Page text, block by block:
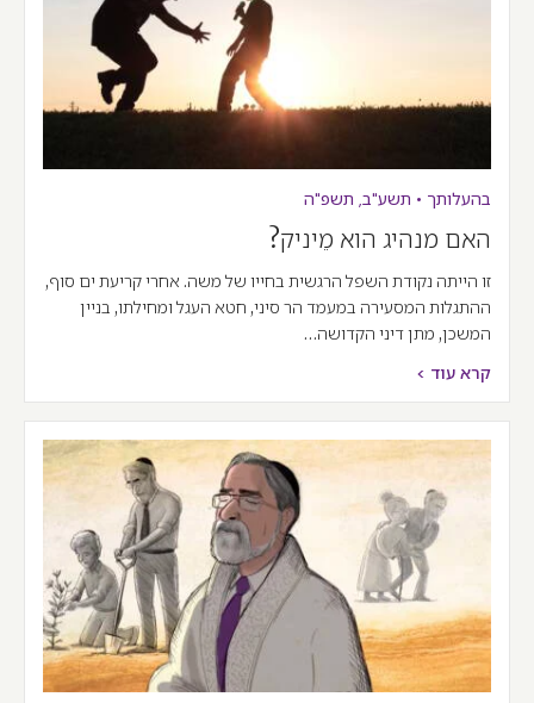
בהעלותך • תשע"ב, תשפ"ה
האם מנהיג הוא מֵיניק?
זו הייתה נקודת השפל הרגשית בחייו של משה. אחרי קריעת ים סוף,
ההתגלות המסעירה במעמד הר סיני, חטא העגל ומחילתו, בניין
המשכן, מתן דיני הקדושה…
קרא עוד >